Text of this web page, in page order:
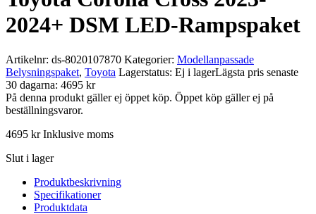
2024+ DSM LED-Rampspaket
Artikelnr: ds-8020107870 Kategorier: Modellanpassade
Belysningspaket, Toyota Lagerstatus: Ej i lagerLägsta pris senaste
30 dagarna: 4695 kr
På denna produkt gäller ej öppet köp. Öppet köp gäller ej på
beställningsvaror.
4695 kr Inklusive moms
Slut i lager
Produktbeskrivning
Specifikationer
Produktdata